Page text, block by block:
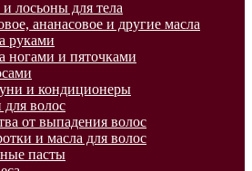
лосьоны для тела
ананасовое и другие масла
руками
ногами и пяточками
и кондиционеры
волос
от выпадения волос
и масла для волос
пасты